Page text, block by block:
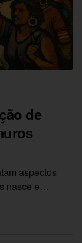
de
aspectos
nasce e…